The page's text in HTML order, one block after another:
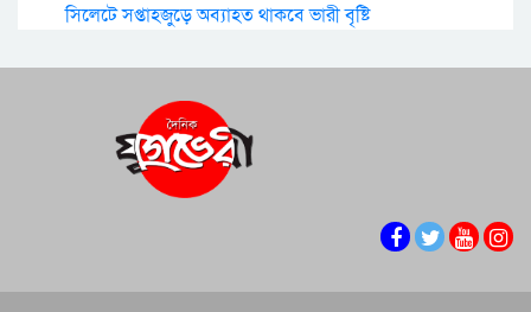
সিলেটে সপ্তাহজুড়ে অব্যাহত থাকবে ভারী বৃষ্টি